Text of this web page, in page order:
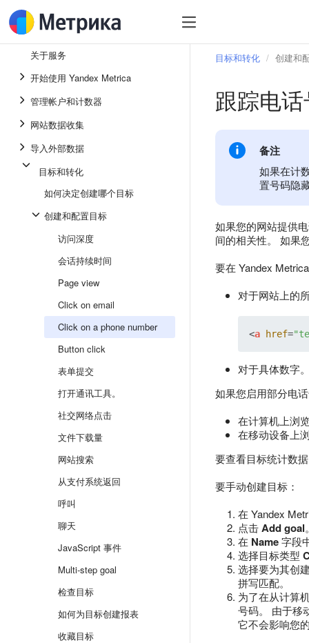
关于服务
开始使用 Yandex Metrica
管理帐户和计数器
网站数据收集
导入外部数据
目标和转化
如何决定创建哪个目标
创建和配置目标
访问深度
会话持续时间
Page view
Click on email
Click on a phone number
Button click
表单提交
打开通讯工具。
社交网络点击
文件下载量
网站搜索
从支付系统返回
呼叫
聊天
JavaScript 事件
Multi-step goal
检查目标
如何为目标创建报表
收藏目标
目标和转化 创建和
跟踪电
备注
如果在计
置号码隐
如果您的网站提供
间的相关性。 如果
要在 Yandex
对于网站上的
<a href=
对于具体数字
如果您启用部分电
在计算机上浏
在移动设备上
要查看目标统计数
要手动创建目标：
在 Yandex
点击Add goal
在 Name字段
选择目标类型
选择要为其创
拼写匹配。
为了在从计算
号码。 由于移
它不会影响您